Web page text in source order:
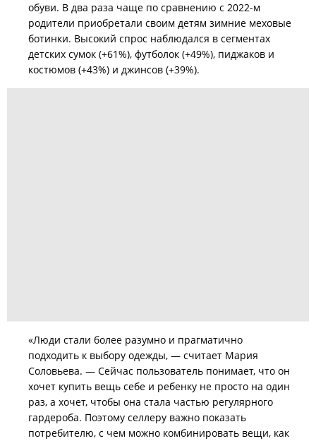
обуви. В два раза чаще по сравнению с 2022-м
родители приобретали своим детям зимние меховые
ботинки. Высокий спрос наблюдался в сегментах
детских сумок (+61%), футболок (+49%), пиджаков и
костюмов (+43%) и джинсов (+39%).
«Люди стали более разумно и прагматично
подходить к выбору одежды, — считает Мария
Соловьева. — Сейчас пользователь понимает, что он
хочет купить вещь себе и ребенку не просто на один
раз, а хочет, чтобы она стала частью регулярного
гардероба. Поэтому селлеру важно показать
потребителю, с чем можно комбинировать вещи, как